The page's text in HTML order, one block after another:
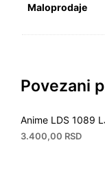
Maloprodaje
Povezani
Anime LDS 1089
3.400,00 RSD